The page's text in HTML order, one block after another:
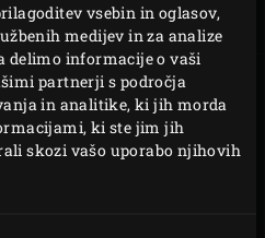
vsebin in oglasov,
medijev in za analize
delimo informacije o vaši
partnerji s področja
in analitike, ki jih morda
ki ste jim jih
skozi vašo uporabo njihovih
NEPOSREDNA
PEKA